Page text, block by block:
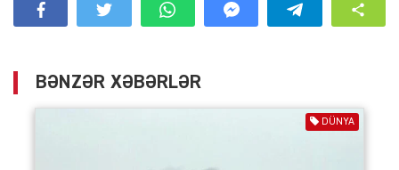
BƏNZƏR XƏBƏRLƏR
DÜNYA